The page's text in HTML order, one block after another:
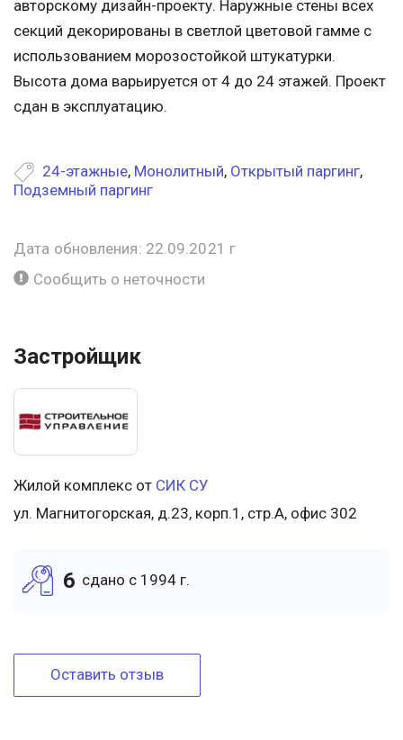
авторскому дизайн-проекту. Наружные стены всех
секций декорированы в светлой цветовой гамме с
использованием морозостойкой штукатурки.
Высота дома варьируется от 4 до 24 этажей. Проект
сдан в эксплуатацию.
24-этажные, Монолитный, Открытый паргинг,
Подземный паргинг
Дата обновления: 22.09.2021 г
Сообщить о неточности
Застройщик
Жилой комплекс от СИК СУ
ул. Магнитогорская, д.23, корп.1, стр.А, офис 302
6 cдано c 1994 г.
Оставить отзыв